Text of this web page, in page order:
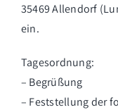
35469 Allendorf
ein.
Tagesordnung:
– Begrüßung
– Feststellung der